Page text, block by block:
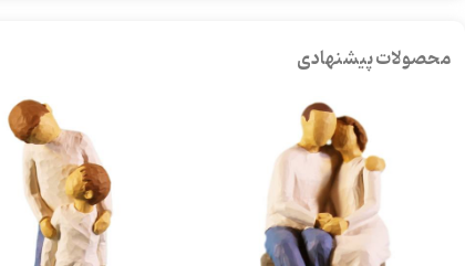
محصولات پیشنهادی